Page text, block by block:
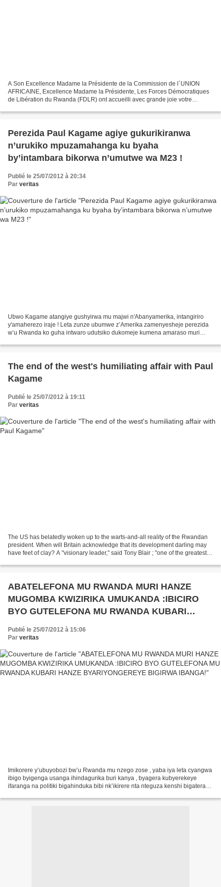
A Son Excellence Madame la Présidente de la Commission de l´UNION
AFRICAINE, Excellence Madame la Présidente, Les Forces Démocratiques
de Libération du Rwanda (FDLR) ont accueilli avec grande joie votre
Perezida Paul Kagame agiye gukurikiranwa
n’urukiko mpuzamahanga ku byaha
by’intambara bikorwa n’umutwe wa M23 !
Publié le 25/07/2012 à 20:34
Par veritas
Ubwo Kagame atangiye gushyirwa mu majwi n'Abanyamerika, intangiriro
y'amaherezo iraje ! Leta zunze ubumwe z’Amerika zamenyesheje perezida
w’u Rwanda ko guha intwaro udutsiko dukomeje kumena amaraso muri
The end of the west's humiliating affair with Paul
Kagame
Publié le 25/07/2012 à 19:11
Par veritas
The US has belatedly woken up to the warts-and-all reality of the Rwandan
president. When will Britain acknowledge that its development darling may
have feet of clay? A "visionary leader," said Tony Blair ; "one of the greatest
ABATELEFONA MU RWANDA MURI HANZE
MUGOMBA KWIZIRIKA UMUKANDA :IBICIRO
BYO GUTELEFONA MU RWANDA KUBARI
HANZE BYARIYONGEREYE BIGIRWA IBANGA!
Publié le 25/07/2012 à 15:06
Par veritas
Imikorere y’ubuyobozi bw’u Rwanda mu nzego zose , yaba iya leta cyangwa
ibigo byigenga usanga ihindagurika buri kanya , byagera kubyerekeye
ifaranga na politiki bigahinduka bibi nk’ikirere nta nteguza kenshi bigatera